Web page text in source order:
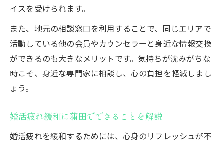
イスを受けられます。
また、地元の相談窓口を利用することで、同じエリアで
活動している他の会員やカウンセラーと身近な情報交換
ができるのも大きなメリットです。気持ちが沈みがちな
時こそ、身近な専門家に相談し、心の負担を軽減しまし
ょう。
婚活疲れ緩和に蒲田でできることを解説
婚活疲れを緩和するためには、心身のリフレッシュが不